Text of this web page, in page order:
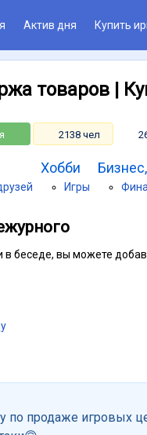
Актив дня Купить
товаров |
2138 чел
Хобби
Игры
в беседе, вы можете
продаже игровых